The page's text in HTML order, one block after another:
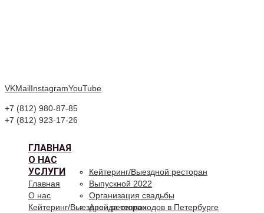
VKMailInstagramYouTube
+7 (812) 980-87-85
+7 (812) 923-17-26
ГЛАВНАЯ
О НАС
УСЛУГИ
Кейтеринг/Выездной ресторан
Выпускной 2022
Организация свадьбы
Аренда теплоходов в Петербурге
Главная
О нас
Кейтеринг/Выездной ресторан